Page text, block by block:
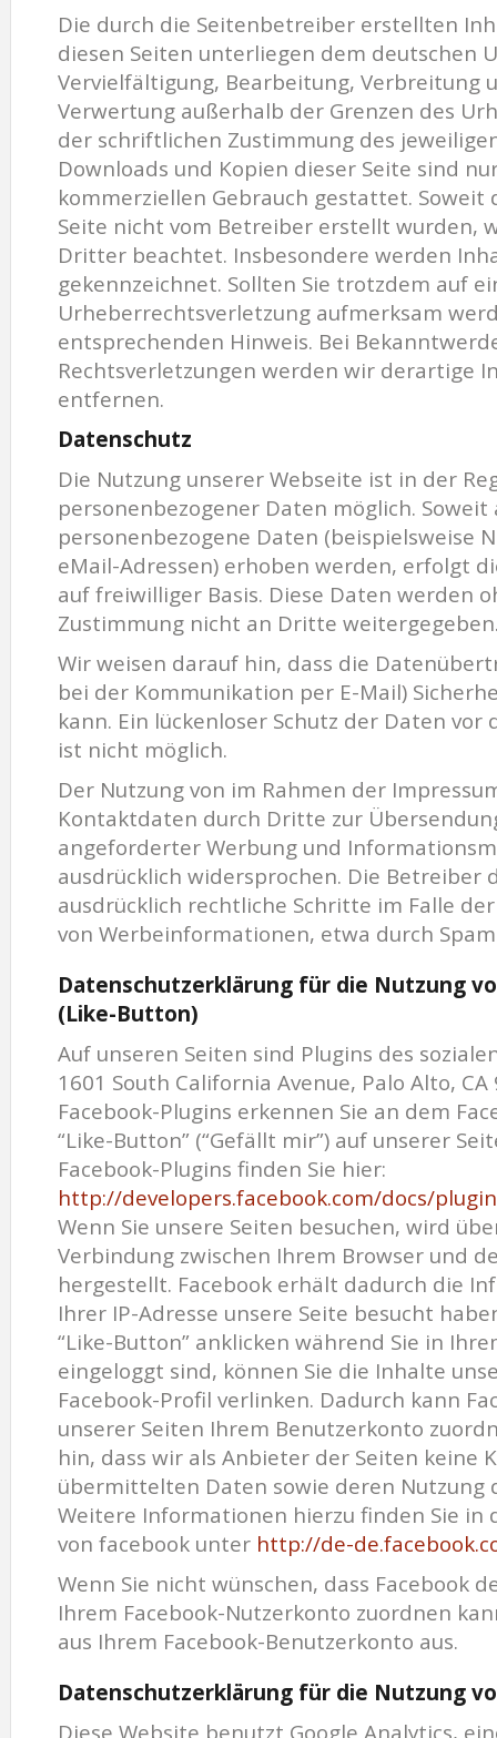
Die durch die Seitenbetreiber erstellten
diesen Seiten unterliegen dem deutschen
Vervielfältigung, Bearbeitung, Verbreitung
Verwertung außerhalb der Grenzen des
der schriftlichen Zustimmung des
Downloads und Kopien dieser Seite sind
kommerziellen Gebrauch gestattet. Soweit
Seite nicht vom Betreiber erstellt wurden,
Dritter beachtet. Insbesondere werden
gekennzeichnet. Sollten Sie trotzdem auf
Urheberrechtsverletzung aufmerksam
entsprechenden Hinweis. Bei
Rechtsverletzungen werden wir derartige
entfernen.
Datenschutz
Die Nutzung unserer Webseite ist in der
personenbezogener Daten möglich.
personenbezogene Daten (beispielsweise
eMail-Adressen) erhoben werden, erfolgt
auf freiwilliger Basis. Diese Daten werden
Zustimmung nicht an Dritte
Wir weisen darauf hin, dass die
bei der Kommunikation per E-Mail)
kann. Ein lückenloser Schutz der Daten
ist nicht möglich.
Der Nutzung von im Rahmen der
Kontaktdaten durch Dritte zur
angeforderter Werbung und
ausdrücklich widersprochen. Die Betreiber
ausdrücklich rechtliche Schritte im Falle
von Werbeinformationen, etwa durch
Datenschutzerklärung für die Nutzung
(Like-Button)
Auf unseren Seiten sind Plugins des
1601 South California Avenue, Palo Alto,
Facebook-Plugins erkennen Sie an dem
“Like-Button” (“Gefällt mir”) auf unserer
Facebook-Plugins finden Sie hier:
http://developers.facebook.com/docs/
Wenn Sie unsere Seiten besuchen, wird
Verbindung zwischen Ihrem Browser und
hergestellt. Facebook erhält dadurch die
Ihrer IP-Adresse unsere Seite besucht
“Like-Button” anklicken während Sie in
eingeloggt sind, können Sie die Inhalte
Facebook-Profil verlinken. Dadurch kann
unserer Seiten Ihrem Benutzerkonto
hin, dass wir als Anbieter der Seiten keine
übermittelten Daten sowie deren Nutzung
Weitere Informationen hierzu finden Sie in
von facebook unter http://de-
Wenn Sie nicht wünschen, dass Facebook
Ihrem Facebook-Nutzerkonto zuordnen
aus Ihrem Facebook-Benutzerkonto aus.
Datenschutzerklärung für die Nutzung